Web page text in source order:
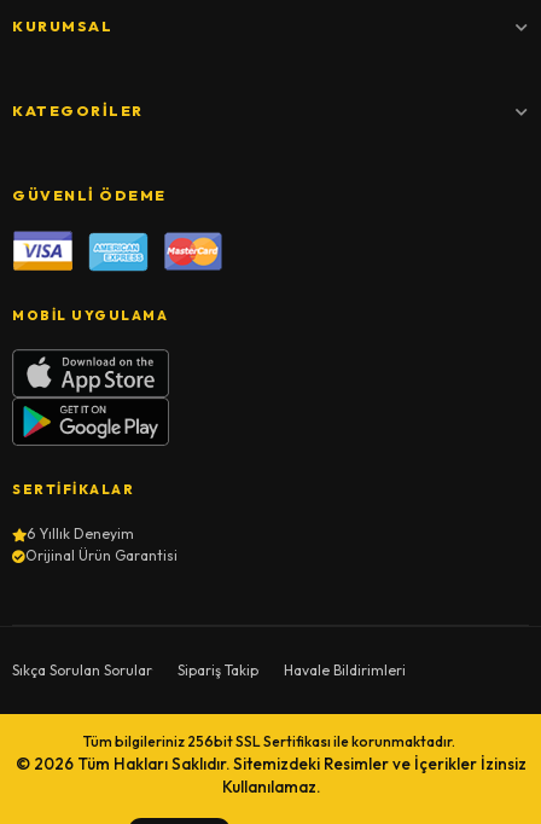
KURUMSAL
KATEGORILER
GÜVENLI ÖDEME
MOBIL UYGULAMA
SERTIFIKALAR
6 Yıllık Deneyim
Orijinal Ürün Garantisi
Sıkça Sorulan Sorular Sipariş Takip Havale Bildirimleri
Tüm bilgileriniz 256bit SSL Sertifikası ile korunmaktadır.
© 2026 Tüm Hakları Saklıdır. Sitemizdeki Resimler ve İçerikler İzinsiz
Kullanılamaz.